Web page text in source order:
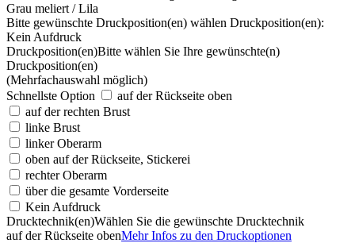
Grau meliert / Lila
Bitte gewünschte Druckposition(en) wählen Druckposition(en):
Kein Aufdruck
Druckposition(en)Bitte wählen Sie Ihre gewünschte(n)
Druckposition(en)
(Mehrfachauswahl möglich)
Schnellste Option
auf der Rückseite oben
auf der rechten Brust
linke Brust
linker Oberarm
oben auf der Rückseite, Stickerei
rechter Oberarm
über die gesamte Vorderseite
Kein Aufdruck
Drucktechnik(en)Wählen Sie die gewünschte Drucktechnik
auf der Rückseite obenMehr Infos zu den Druckoptionen